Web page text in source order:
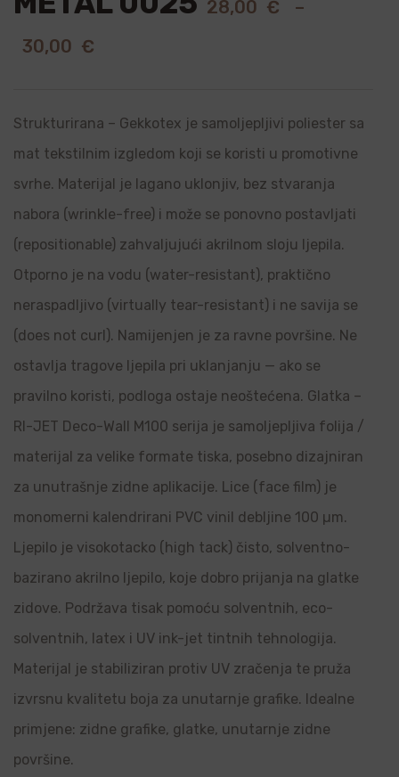
28,00 €
–
30,00 €
Strukturirana – Gekkotex je samoljepljivi poliester sa
mat tekstilnim izgledom koji se koristi u promotivne
svrhe. Materijal je lagano uklonjiv, bez stvaranja
nabora (wrinkle-free) i može se ponovno postavljati
(repositionable) zahvaljujući akrilnom sloju ljepila.
Otporno je na vodu (water-resistant), praktično
neraspadljivo (virtually tear-resistant) i ne savija se
(does not curl). Namijenjen je za ravne površine. Ne
ostavlja tragove ljepila pri uklanjanju — ako se
pravilno koristi, podloga ostaje neoštećena. Glatka –
RI-JET Deco-Wall M100 serija je samoljepljiva folija /
materijal za velike formate tiska, posebno dizajniran
za unutrašnje zidne aplikacije. Lice (face film) je
monomerni kalendrirani PVC vinil debljine 100 µm.
Ljepilo je visokotacko (high tack) čisto, solventno-
bazirano akrilno ljepilo, koje dobro prijanja na glatke
zidove. Podržava tisak pomoću solventnih, eco-
solventnih, latex i UV ink-jet tintnih tehnologija.
Materijal je stabiliziran protiv UV zračenja te pruža
izvrsnu kvalitetu boja za unutarnje grafike. Idealne
primjene: zidne grafike, glatke, unutarnje zidne
površine.